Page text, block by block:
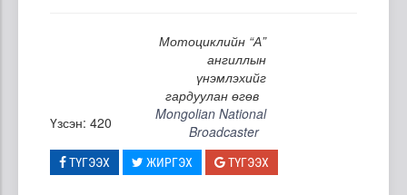
Мотоциклийн “А”
ангиллын
үнэмлэхийг
гардуулан өгөв
Үзсэн: 420
Mongolian National
Broadcaster
ТҮГЭЭХ ЖИРГЭХ ТҮГЭЭХ